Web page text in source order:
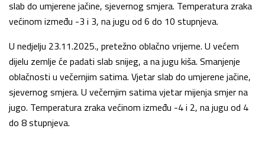
slab do umjerene jačine, sjevernog smjera. Temperatura zraka
većinom između -3 i 3, na jugu od 6 do 10 stupnjeva.
U nedjelju 23.11.2025., pretežno oblačno vrijeme. U većem
dijelu zemlje će padati slab snijeg, a na jugu kiša. Smanjenje
oblačnosti u večernjim satima. Vjetar slab do umjerene jačine,
sjevernog smjera. U večernjim satima vjetar mijenja smjer na
jugo. Temperatura zraka većinom između -4 i 2, na jugu od 4
do 8 stupnjeva.